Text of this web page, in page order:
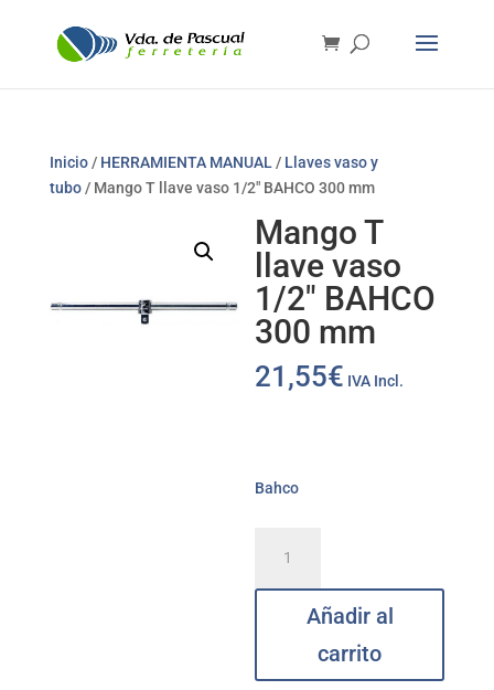
Inicio/ HERRAMIENTA MANUAL / Llaves vaso y
tubo/ Mango T llave vaso 1/2″ BAHCO 300 mm
Mango T
llave vaso
1/2″ BAHCO
300 mm
21,55€ IVA Incl.
Bahco
llave
Añadir al
carrito